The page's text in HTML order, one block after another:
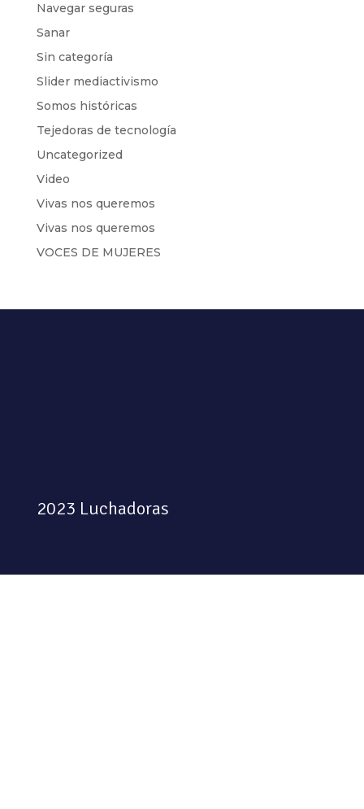
Navegar seguras
Sanar
Sin categoría
Slider mediactivismo
Somos históricas
Tejedoras de tecnología
Uncategorized
Video
Vivas nos queremos
Vivas nos queremos
VOCES DE MUJERES
2023 Luchadoras